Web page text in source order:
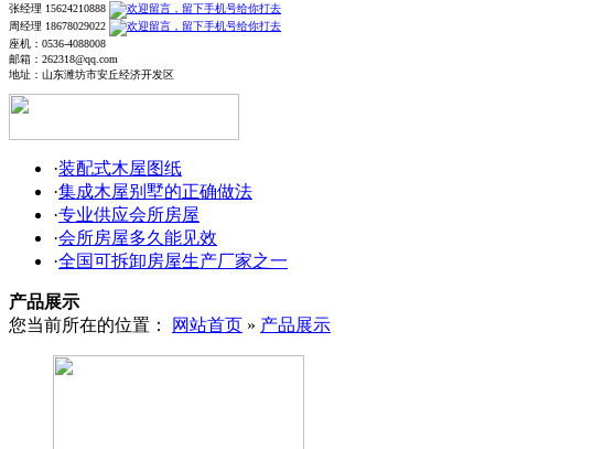
张经理 15624210888
周经理 18678029022
座机：0536-4088008
邮箱：262318@qq.com
地址：山东潍坊市安丘经济开发区
·装配式木屋图纸
·集成木屋别墅的正确做法
·专业供应会所房屋
·会所房屋多久能见效
·全国可拆卸房屋生产厂家之一
产品展示
您当前所在的位置：
网站首页 » 产品展示